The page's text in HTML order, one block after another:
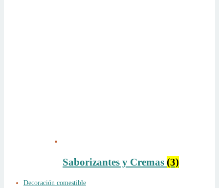
Saborizantes y Cremas (3)
Decoración comestible